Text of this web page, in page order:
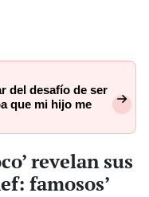
del desafío de ser
que mi hijo me
revelan sus
famosos’